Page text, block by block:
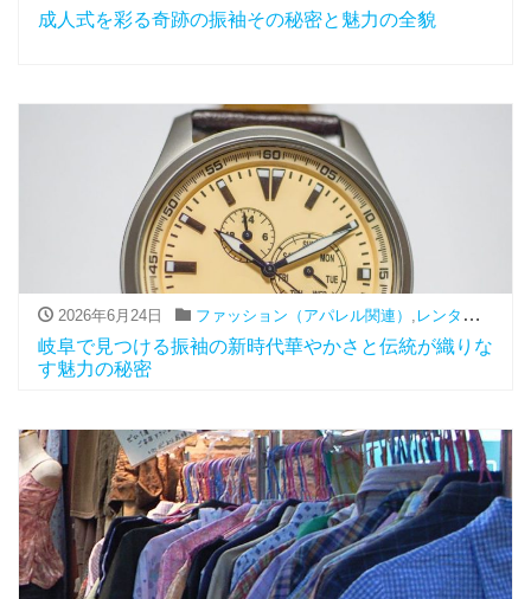
成人式を彩る奇跡の振袖その秘密と魅力の全貌
2026年6月24日 ファッション（アパレル関連） レンタル ,
岐阜で見つける振袖の新時代華やかさと伝統が織りな
す魅力の秘密